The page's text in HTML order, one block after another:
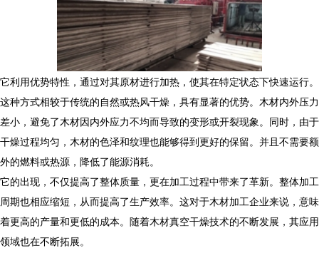
它利用优势特性，通过对其原材进行加热，使其在特定状态下快速运行。
这种方式相较于传统的自然或热风干燥，具有显著的优势。木材内外压力
差小，避免了木材因内外应力不均而导致的变形或开裂现象。同时，由于
干燥过程均匀，木材的色泽和纹理也能够得到更好的保留。并且不需要额
外的燃料或热源，降低了能源消耗。
它的出现，不仅提高了整体质量，更在加工过程中带来了革新。整体加工
周期也相应缩短，从而提高了生产效率。这对于木材加工企业来说，意味
着更高的产量和更低的成本。随着木材真空干燥技术的不断发展，其应用
领域也在不断拓展。